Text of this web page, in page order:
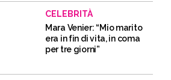
CELEBRITÀ
Mara Venier: “Mio marito
era in fin di vita, in coma
per tre giorni”